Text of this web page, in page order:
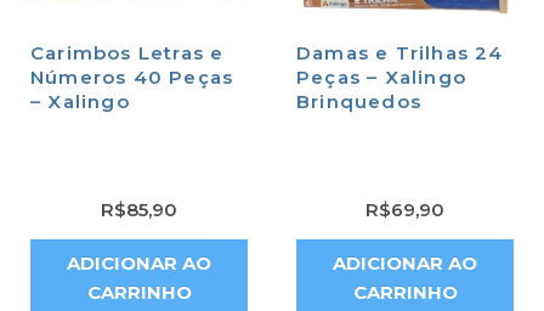
Carimbos Letras e
Números 40 Peças
– Xalingo
R$85,90
ADICIONAR AO
CARRINHO
Damas e Trilhas 24
Peças – Xalingo
Brinquedos
R$69,90
ADICIONAR AO
CARRINHO